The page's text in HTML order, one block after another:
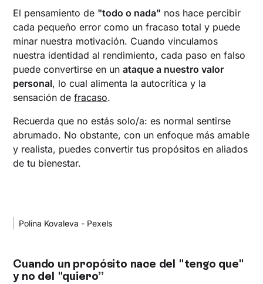
El pensamiento de "todo o nada" nos hace percibir
cada pequeño error como un fracaso total y puede
minar nuestra motivación. Cuando vinculamos
nuestra identidad al rendimiento, cada paso en falso
puede convertirse en unataque a nuestro valor
personal, lo cual alimenta la autocrítica y la
sensación defracaso.
Recuerda que no estás solo/a: es normal sentirse
abrumado. No obstante, con un enfoque más amable
y realista, puedes convertir tus propósitos en aliados
de tu bienestar.
Polina Kovaleva - Pexels
Cuando un propósito nace del "tengo que"
y no del "quiero”